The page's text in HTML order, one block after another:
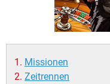
Missionen
Zeitrennen